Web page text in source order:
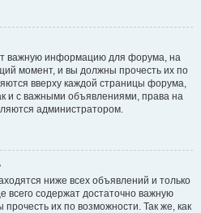
важную информацию для форума, на
момент, и вы должны прочесть их по
вверху каждой страницы форума,
и с важными объявлениями, права на
администратором.
ниже всех объявлений и только
всего содержат достаточно важную
их по возможности. Так же, как